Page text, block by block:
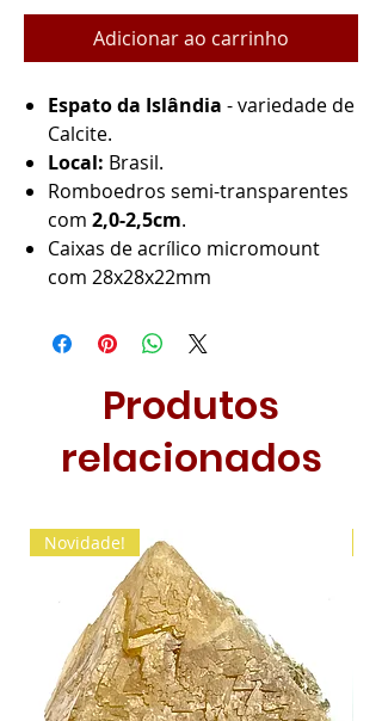
Adicionar ao carrinho
Espato da Islândia - variedade de
Calcite.
Local: Brasil.
Romboedros semi-transparentes
com 2,0-2,5cm.
Caixas de acrílico micromount
com 28x28x22mm
Produtos
relacionados
Novidade!